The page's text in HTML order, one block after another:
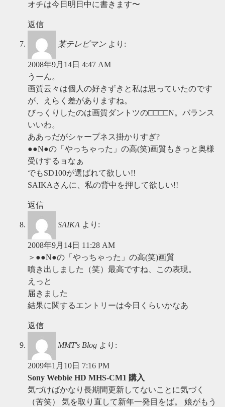
オチは今日明日中に書きます〜
返信
某テレビマン より:
2008年9月14日 4:47 AM
うーん。
画質云々は個人の好きずきと私は思っていたのです
が、えらく差がありますね。
びっくりしたのは画質ダントツの□□□□N。バランス
いいわ。
ああっだがシャープネス掛かりすぎ?
●●N●の「やっちゃった」の高(笑)画質もきっと奥様
受けするョなぁ
でもSD100が選ばれて欲しい!!
SAIKAさんに、私の背中を押して欲しい!!
返信
SAIKA より:
2008年9月14日 11:28 AM
＞●●N●の「やっちゃった」の高(笑)画質
噴き出しました（笑）最高ですね、この表現。
えっと
届きました
結果に関するエントリーは今日くらいかなあ
返信
MMT's Blog より:
2009年1月10日 7:16 PM
Sony Webbie HD MHS-CM1 購入
気づけばかなり長期間更新してないことに気づく
（苦笑） 気を取り直して新年一発目をば。 娘がもう